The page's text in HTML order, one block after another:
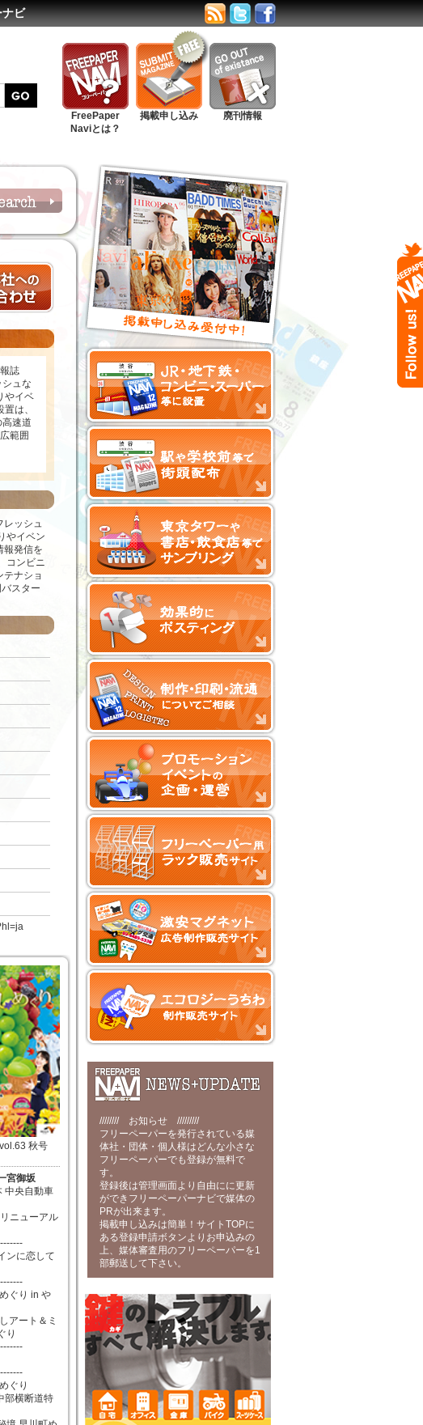
ナビ
FreePaper
Naviとは？
掲載申し込み 廃刊情報
誌
ュな
やイベ
は、
速道
範囲
レッシュ
やイベン
報発信を
コンビニ
テナショ
スター
秋号
宮御坂
中央自動車
ニューアル
ンに恋して
ぐり in や
アート＆ミ
り
ぐり
部横断道特
//////// お知らせ /////////
フリーペーパーを発行されている媒
体社・団体・個人様はどんな小さな
フリーペーパーでも登録が無料で
す。
登録後は管理画面より自由にに更新
ができフリーペーパーナビで媒体の
PRが出来ます。
掲載申し込みは簡単！サイトTOPに
ある登録申請ボタンよりお申込みの
上、媒体審査用のフリーペーパーを1
部郵送して下さい。